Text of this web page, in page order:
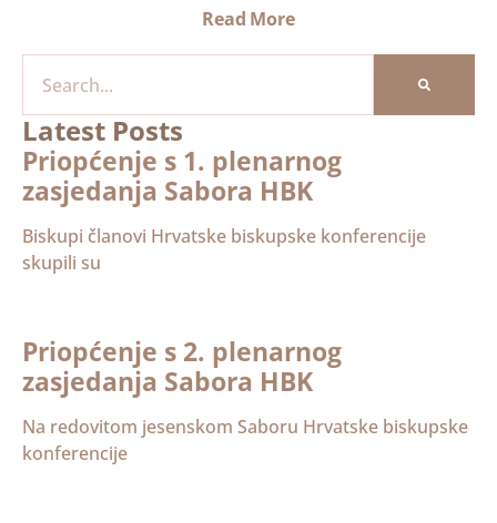
Read More
Latest Posts
Priopćenje s 1. plenarnog
zasjedanja Sabora HBK
Biskupi članovi Hrvatske biskupske konferencije
skupili su
Priopćenje s 2. plenarnog
zasjedanja Sabora HBK
Na redovitom jesenskom Saboru Hrvatske biskupske
konferencije